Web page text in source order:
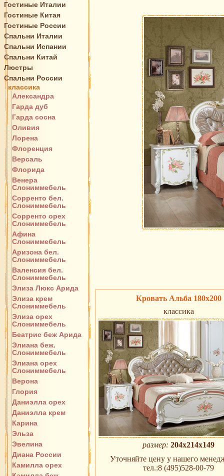
Гостиные Италии
Гостиные Китая
Гостиные России
Спальни Италии
Спальни Испании
Спальни Китай
Люстры
Спальни России
классика
Александра
Гарда дуб
Гарда сосна
Оливия
Лорена
Флоренция
Версаль
Флорида
Венера
Слониммебель
Сорренто бел.
Слониммебель
Сорренто орех
Слониммебель
Афина
Слониммебель
Аризона бел.
Слониммебель
Валенсия бел.
Слониммебель
Элиза Люкс Арида
Элиза крем
Слониммебель
Элиза орех
Слониммебель
Беатрис беж Арида
Элиана беж.
Слониммебель
Элиана орех
Слониммебель
Верона
Глория
Даниэлла орех
Даниэлла крем
Карина
Эльза
Эвелина
Диана России
Камилла орех
Кровать Альба 180х200
классика
размер: 204х214х149
Уточняйте цену у нашего
тел.:8 (495)528-00-79